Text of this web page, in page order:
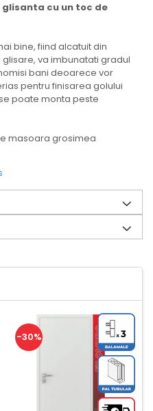
cu un toc de
bine, fiind alcatuit din
va imbunatati gradul
bani deoarece vor
pentru finisarea golului
poate monta peste
masoara grosimea
-30%